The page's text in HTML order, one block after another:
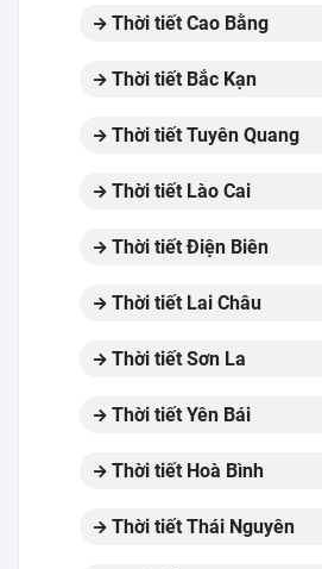
Thời tiết Cao Bằng
Thời tiết Bắc Kạn
Thời tiết Tuyên Quang
Thời tiết Lào Cai
Thời tiết Điện Biên
Thời tiết Lai Châu
Thời tiết Sơn La
Thời tiết Yên Bái
Thời tiết Hoà Bình
Thời tiết Thái Nguyên